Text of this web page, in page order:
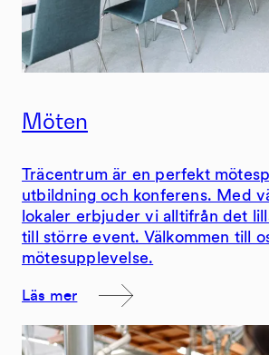
Möten
Träcentrum är en perfekt
utbildning och konferens. Med
lokaler erbjuder vi alltifrån det
till större event. Välkommen till
mötesupplevelse.
Läs mer